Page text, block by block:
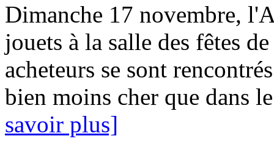
Dimanche 17 novembre,
jouets à la salle des fêtes
acheteurs se sont
bien moins cher que dans
savoir plus]